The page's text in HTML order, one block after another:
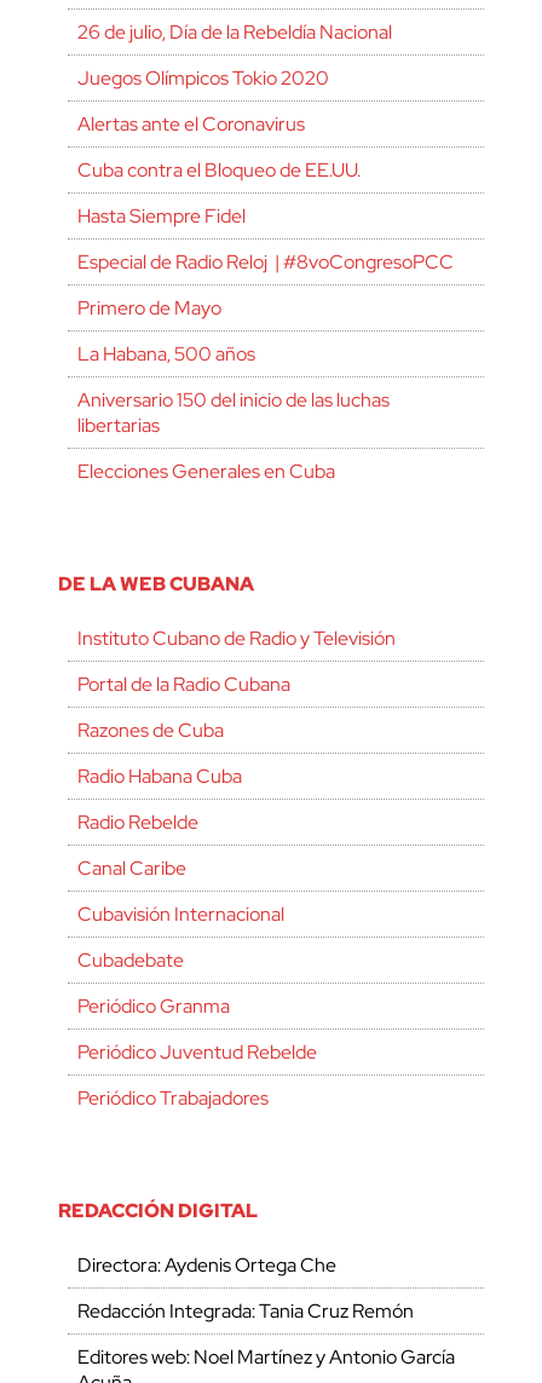
26 de julio, Día de la Rebeldía Nacional
Juegos Olímpicos Tokio 2020
Alertas ante el Coronavirus
Cuba contra el Bloqueo de EE.UU.
Hasta Siempre Fidel
Especial de Radio Reloj | #8voCongresoPCC
Primero de Mayo
La Habana, 500 años
Aniversario 150 del inicio de las luchas
libertarias
Elecciones Generales en Cuba
DE LA WEB CUBANA
Instituto Cubano de Radio y Televisión
Portal de la Radio Cubana
Razones de Cuba
Radio Habana Cuba
Radio Rebelde
Canal Caribe
Cubavisión Internacional
Cubadebate
Periódico Granma
Periódico Juventud Rebelde
Periódico Trabajadores
REDACCIÓN DIGITAL
Directora: Aydenis Ortega Che
Redacción Integrada: Tania Cruz Remón
Editores web: Noel Martínez y Antonio García